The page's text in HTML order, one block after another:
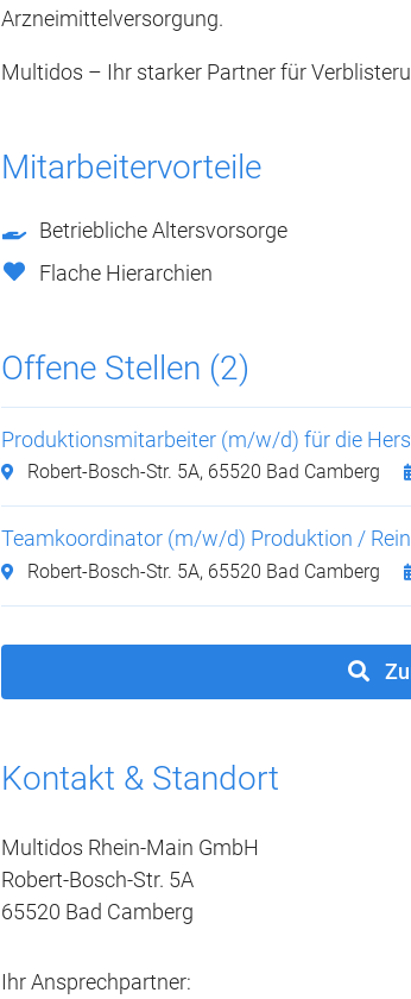
Arzneimittelversorgung.
Multidos – Ihr starker Partner für
Mitarbeitervorteile
Betriebliche Altersvorsorge
Flache Hierarchien
Offene Stellen (2)
Produktionsmitarbeiter (m/w/d) für die
Robert-Bosch-Str. 5A, 65520 Bad Camberg
Teamkoordinator (m/w/d) Produktion /
Robert-Bosch-Str. 5A, 65520 Bad Camberg
Kontakt & Standort
Multidos Rhein-Main GmbH
Robert-Bosch-Str. 5A
65520 Bad Camberg
Ihr Ansprechpartner: